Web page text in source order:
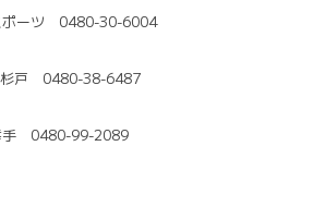
ポーツ 0480-30-6004
戸 0480-38-6487
手 0480-99-2089